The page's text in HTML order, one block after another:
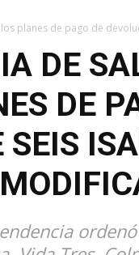
planes de pago de
DE
DE
SEIS